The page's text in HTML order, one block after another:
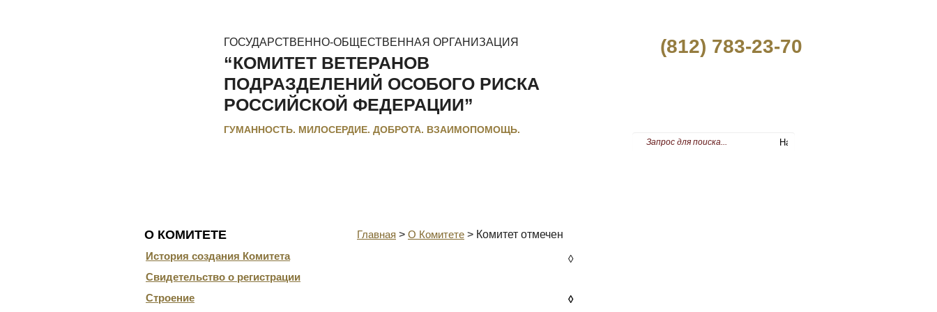
ГОСУДАРСТВЕННО-ОБЩЕСТВЕННАЯ ОРГАНИЗАЦИЯ
“КОМИТЕТ ВЕТЕРАНОВ
ПОДРАЗДЕЛЕНИЙ ОСОБОГО РИСКА
РОССИЙСКОЙ ФЕДЕРАЦИИ”
ГУМАННОСТЬ. МИЛОСЕРДИЕ. ДОБРОТА. ВЗАИМОПОМОЩЬ.
(812) 783-23-70
О КОМИТЕТЕ
История создания Комитета
Свидетельство о регистрации
Строение
Главная > О Комитете > Комитет отмечен
◊
◊